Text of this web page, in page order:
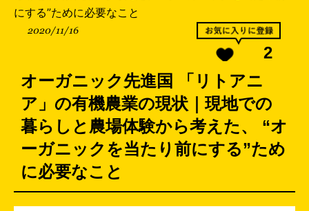
にする”ために必要なこと
2020/11/16
2
オーガニック先進国 「リトアニ
ア」の有機農業の現状｜現地での
暮らしと農場体験から考えた、 “オ
ーガニックを当たり前にする”ため
に必要なこと